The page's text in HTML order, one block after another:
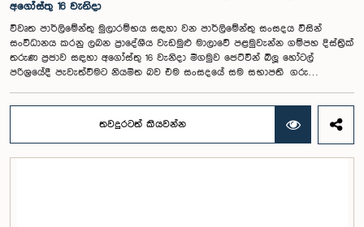
අගෝස්තු 16 වැනිදා
විවෘත පාර්ලිමේන්තු මුලාරම්භය සඳහා වන පාර්ලිමේන්තු සංසදය විසින්
සංවිධානය කරනු ලබන ප්‍රාදේශීය වැඩමුළු මාලාවේ පළමුවැන්න ගම්පහ දිස්ත්‍රික්
තරුණ ප්‍රජාව සඳහා අගෝස්තු 16 වැනිදා මීගමුව ජෙට්වින් බ්ලූ හෝටල්
පරිශ්‍රයේදී පැවැත්වීමට නියමිත බව එම සංසදයේ සම සභාපති ගරු
සහභාගීත්වයෙන් විවෘත පාර්ලිමේන්තු සංකල්පය තවදුරටත් ප්‍රවර්ධනය කිරීමේ
අරමුණින් මෙම වැඩමුළු මාලාව සංවිධානය කෙරෙන අතර සංසදයේ සාමාජික
මන්ත්‍රීවරු මෙන්ම ගම්පහ දිස්ත්‍රික් පාර්ලිමේන්තු මන්ත්‍රීවරුන් ද මෙම අවස්ථාවට
තවදුරටත් කියවන්න